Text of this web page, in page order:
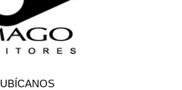
UBÍCANOS